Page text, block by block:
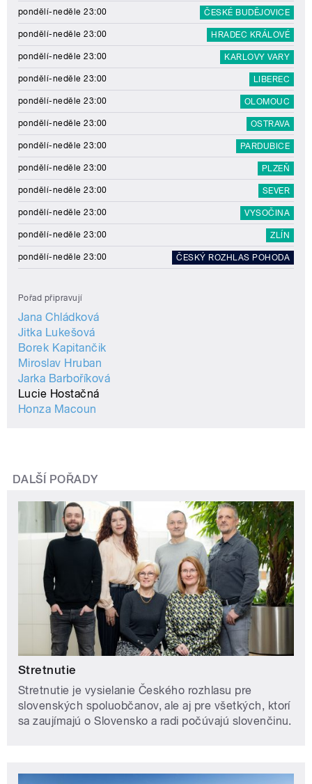
pondělí-neděle 23:00 ČESKÉ BUDĚJOVICE
pondělí-neděle 23:00 HRADEC KRÁLOVÉ
pondělí-neděle 23:00 KARLOVY VARY
pondělí-neděle 23:00 LIBEREC
pondělí-neděle 23:00 OLOMOUC
pondělí-neděle 23:00 OSTRAVA
pondělí-neděle 23:00 PARDUBICE
pondělí-neděle 23:00 PLZEŇ
pondělí-neděle 23:00 SEVER
pondělí-neděle 23:00 VYSOČINA
pondělí-neděle 23:00 ZLÍN
pondělí-neděle 23:00 ČESKÝ ROZHLAS POHODA
Pořad připravují
Jana Chládková
Jitka Lukešová
Borek Kapitančik
Miroslav Hruban
Jarka Barboříková
Lucie Hostačná
Honza Macoun
DALŠÍ POŘADY
Stretnutie
Stretnutie je vysielanie Českého rozhlasu pre
slovenských spoluobčanov, ale aj pre všetkých, ktorí
sa zaujímajú o Slovensko a radi počúvajú slovenčinu.